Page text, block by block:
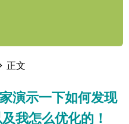
正文
演示一下如何发现
我怎么优化的！